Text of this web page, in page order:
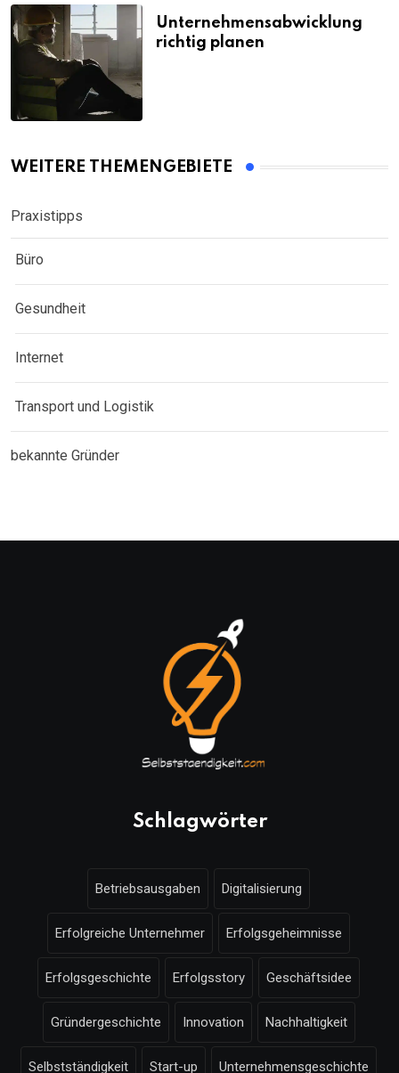
Unternehmensabwicklung
richtig planen
WEITERE THEMENGEBIETE
Praxistipps
Büro
Gesundheit
Internet
Transport und Logistik
bekannte Gründer
Schlagwörter
Betriebsausgaben Digitalisierung
Erfolgreiche Unternehmer Erfolgsgeheimnisse
Erfolgsgeschichte Erfolgsstory Geschäftsidee
Gründergeschichte Innovation Nachhaltigkeit
Selbstständigkeit Start-up Unternehmensgeschichte